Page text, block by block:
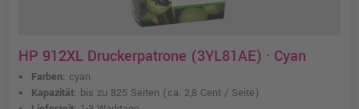
HP 912XL Druckerpatrone (3YL81AE) · Cyan
Farben: cyan
Kapazität: bis zu 825 Seiten (ca. 2,8 Cent / Seite)